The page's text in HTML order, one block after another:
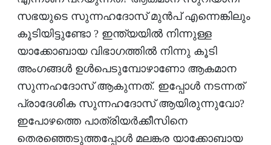
സഭയുടെ സുന്നഹദോസ് മുന്‍പ് എന്നെങ്കിലും
കൂടിയിട്ടുണ്ടോ ? ഇന്ത്യയില്‍ നിന്നുള്ള
യാക്കോബായ വിഭാഗത്തില്‍ നിന്നു കൂടി
അംഗങ്ങള്‍ ഉള്‍പെടുമ്പോഴാണോ ആകമാന
സുന്നഹദോസ് ആകുന്നത്. ഇപ്പോള്‍ നടന്നത്
പ്രാദേശിക സുന്നഹദോസ് ആയിരുന്നുവോ?
ഇപോഴത്തെ പാത്രിയര്‍ക്കീസിനെ
തെരഞ്ഞെടുത്തപ്പോള്‍ മലങ്കര യാക്കോബായ